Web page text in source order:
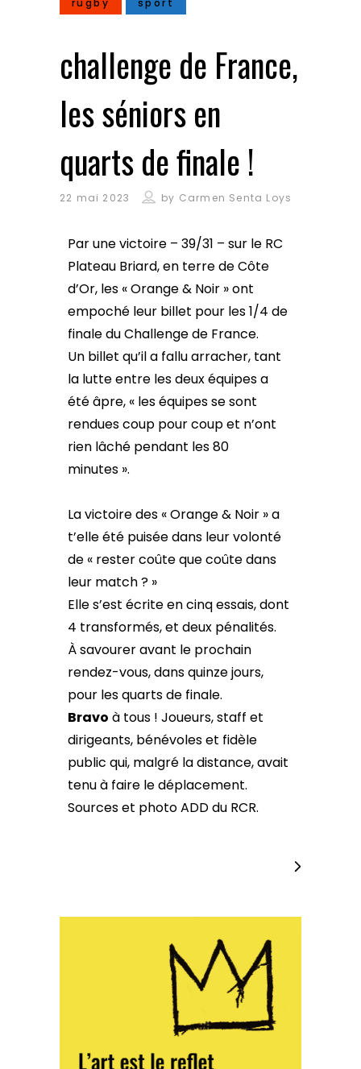
challenge de France,
les séniors en
quarts de finale !
22 mai 2023 by Carmen Senta Loys
Par une victoire – 39/31 – sur le RC
Plateau Briard, en terre de Côte
d’Or, les « Orange & Noir » ont
empoché leur billet pour les 1/4 de
finale du Challenge de France.
Un billet qu’il a fallu arracher, tant
la lutte entre les deux équipes a
été âpre, « les équipes se sont
rendues coup pour coup et n’ont
rien lâché pendant les 80
minutes ».
La victoire des « Orange & Noir » a
t’elle été puisée dans leur volonté
de « rester coûte que coûte dans
leur match ? »
Elle s’est écrite en cinq essais, dont
4 transformés, et deux pénalités.
À savourer avant le prochain
rendez-vous, dans quinze jours,
pour les quarts de finale.
Bravo à tous ! Joueurs, staff et
dirigeants, bénévoles et fidèle
public qui, malgré la distance, avait
tenu à faire le déplacement.
Sources et photo ADD du RCR.